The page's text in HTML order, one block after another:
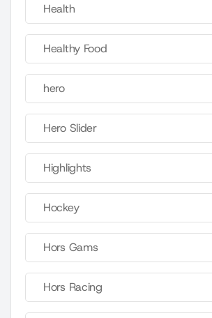
Health
Healthy Food
hero
Hero Slider
Highlights
Hockey
Hors Gams
Hors Racing